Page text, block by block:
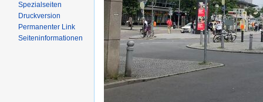
Spezialseiten
Druckversion
Permanenter Link
Seiteninformationen